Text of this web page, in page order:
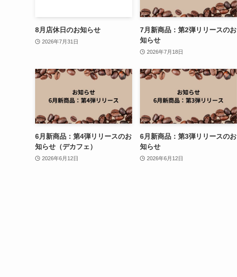
8月店休日のお知らせ
2026年7月31日
7月新商品：第2弾リリースのお
知らせ
2026年7月18日
6月新商品：第4弾リリースのお
知らせ（デカフェ）
2026年6月12日
6月新商品：第3弾リリースのお
知らせ
2026年6月12日